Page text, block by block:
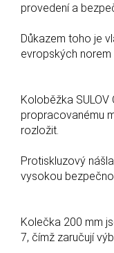
provedení a
Důkazem toho je
evropských norem
Koloběžka SULOV
propracovanému
rozložit.
Protiskluzový
vysokou
Kolečka 200 mm
7, čímž zaručují